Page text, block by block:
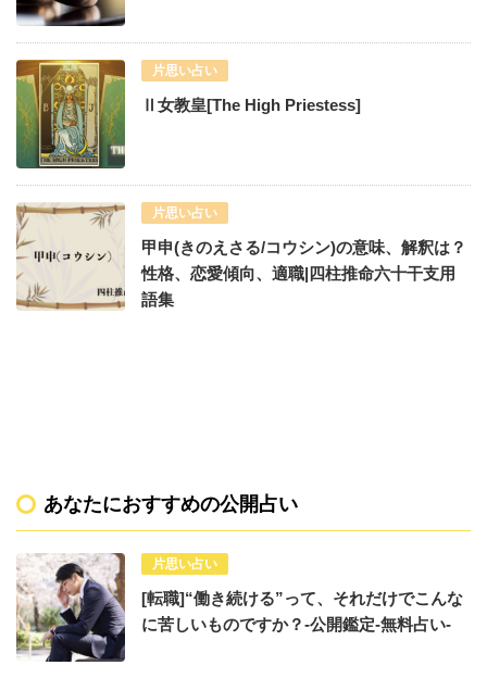
片思い占い
Ⅱ女教皇[The High Priestess]
片思い占い
甲申(きのえさる/コウシン)の意味、解釈は？
性格、恋愛傾向、適職|四柱推命六十干支用
語集
あなたにおすすめの公開占い
片思い占い
[転職]“働き続ける”って、それだけでこんな
に苦しいものですか？-公開鑑定-無料占い-